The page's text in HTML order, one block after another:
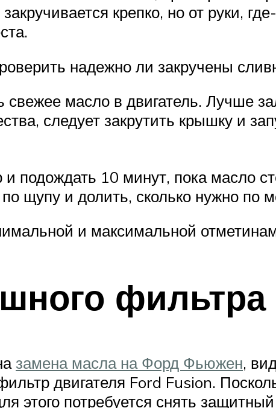
крепко, но от руки,
надежно ли закручены
свежее масло в двигатель. Лучше
следует закрутить крышку и
подождать 10 минут, пока масло
щупу и долить, сколько нужно по
и максимальной
замена масла на Форд Фьюжен,
двигателя Ford Fusion.
этого потребуется снять